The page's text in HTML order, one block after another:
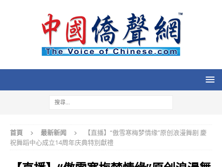
首頁 最新新闻
【直播】“傲雪寒梅梦情缘”原创浪漫舞剧 慶
祝舞蹈中心成立14周年庆典特別獻禮